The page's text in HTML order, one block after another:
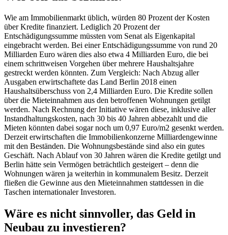
Wie am Immobilienmarkt üblich, würden 80 Prozent der Kosten
über Kredite finanziert. Lediglich 20 Prozent der
Entschädigungssumme müssten vom Senat als Eigenkapital
eingebracht werden. Bei einer Entschädigungssumme von rund 20
Milliarden Euro wären dies also etwa 4 Milliarden Euro, die bei
einem schrittweisen Vorgehen über mehrere Haushaltsjahre
gestreckt werden könnten. Zum Vergleich: Nach Abzug aller
Ausgaben erwirtschaftete das Land Berlin 2018 einen
Haushaltsüberschuss von 2,4 Milliarden Euro. Die Kredite sollen
über die Mieteinnahmen aus den betroffenen Wohnungen getilgt
werden. Nach Rechnung der Initiative wären diese, inklusive aller
Instandhaltungskosten, nach 30 bis 40 Jahren abbezahlt und die
Mieten könnten dabei sogar noch um 0,97 Euro/m2 gesenkt werden.
Derzeit erwirtschaften die Immobilienkonzerne Milliardengewinne
mit den Beständen. Die Wohnungsbestände sind also ein gutes
Geschäft. Nach Ablauf von 30 Jahren wären die Kredite getilgt und
Berlin hätte sein Vermögen beträchtlich gesteigert – denn die
Wohnungen wären ja weiterhin in kommunalem Besitz. Derzeit
fließen die Gewinne aus den Mieteinnahmen stattdessen in die
Taschen internationaler Investoren.
Wäre es nicht sinnvoller, das Geld in
Neubau zu investieren?